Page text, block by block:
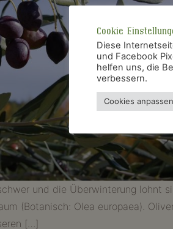
und die Überwinterung lohnt
(Botanisch: Olea europaea).
[…]
Cookie
Diese
und Facebook
helfen uns, die
verbessern.
Cookies anpassen